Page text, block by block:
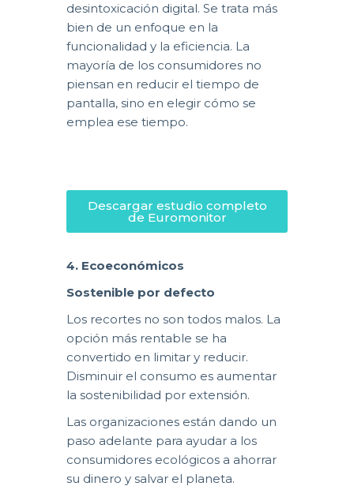
desintoxicación digital. Se trata más
bien de un enfoque en la
funcionalidad y la eficiencia. La
mayoría de los consumidores no
piensan en reducir el tiempo de
pantalla, sino en elegir cómo se
emplea ese tiempo.
Descargar estudio completo
de Euromonitor
4. Ecoeconómicos
Sostenible por defecto
Los recortes no son todos malos. La
opción más rentable se ha
convertido en limitar y reducir.
Disminuir el consumo es aumentar
la sostenibilidad por extensión.
Las organizaciones están dando un
paso adelante para ayudar a los
consumidores ecológicos a ahorrar
su dinero y salvar el planeta.